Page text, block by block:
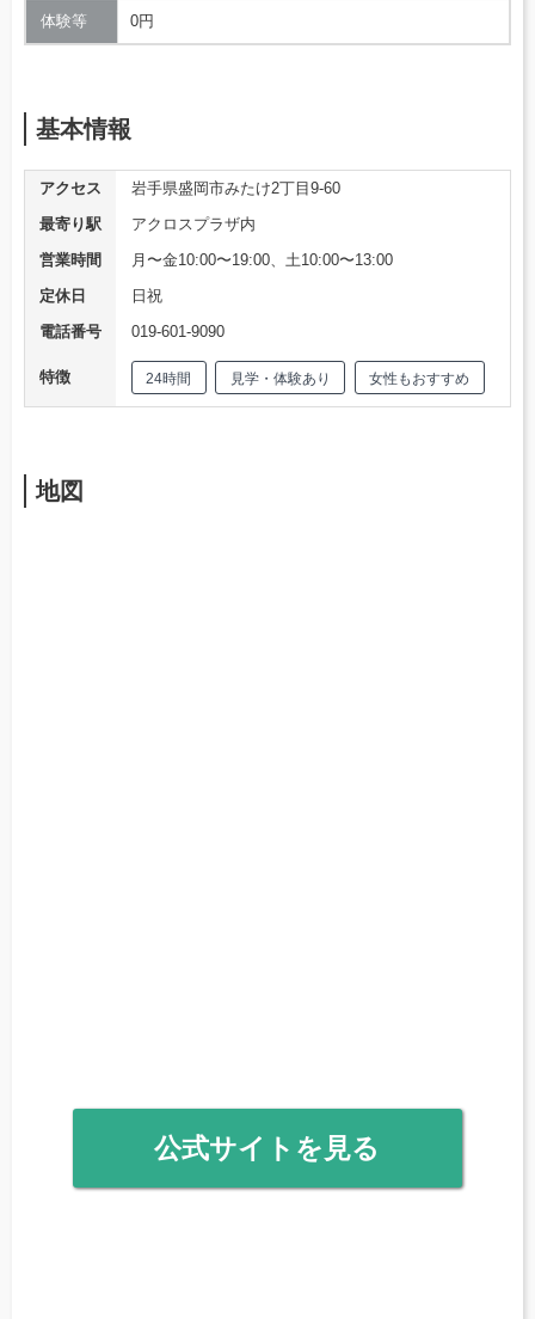
体験等 0円
基本情報
アクセス
岩手県盛岡市みたけ2丁目9-60
最寄り駅
アクロスプラザ内
営業時間
月〜金10:00〜19:00、土10:00〜13:00
定休日
日祝
電話番号
019-601-9090
特徴 24時間 見学・体験あり 女性もおすすめ
地図
公式サイトを見る